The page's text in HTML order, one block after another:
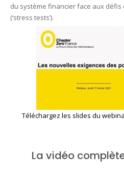
du système financier face aux
(‘stress tests’).
Téléchargez les slides du
La vidéo